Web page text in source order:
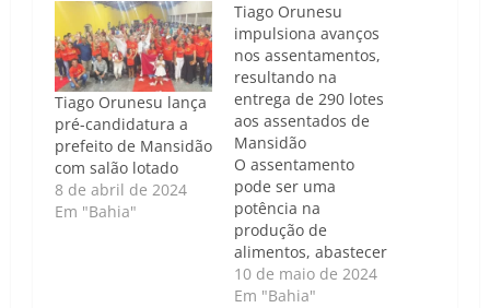
Tiago Orunesu lança
pré-candidatura a
prefeito de Mansidão
com salão lotado
8 de abril de 2024
Em "Bahia"
Tiago Orunesu
impulsiona avanços
nos assentamentos,
resultando na
entrega de 290 lotes
aos assentados de
Mansidão
O assentamento
pode ser uma
potência na
produção de
alimentos, abastecer
Mansidão e toda a
região Caso de
10 de maio de 2024
Em "Bahia"